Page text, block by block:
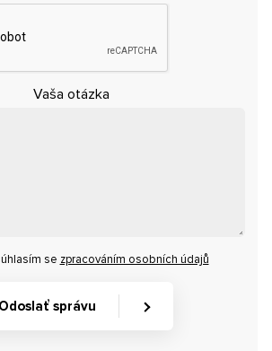
Vaša otázka
se zpracováním osobních údajů
Odoslať správu